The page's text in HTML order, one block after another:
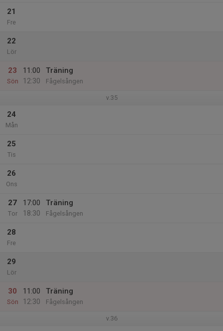
21
Fre
22
Lör
23
Sön
11:00
12:30
Träning
Fågelsången
v.35
24
Mån
25
Tis
26
Ons
27
Tor
17:00
18:30
Träning
Fågelsången
28
Fre
29
Lör
30
Sön
11:00
12:30
Träning
Fågelsången
v.36